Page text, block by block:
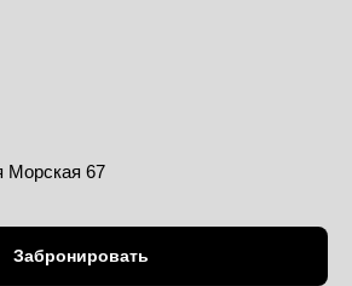
Морская 67
Забронировать